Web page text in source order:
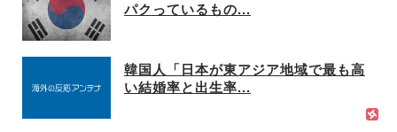
パクっているもの...
韓国人「日本が東アジア地域で最も高
い結婚率と出生率...